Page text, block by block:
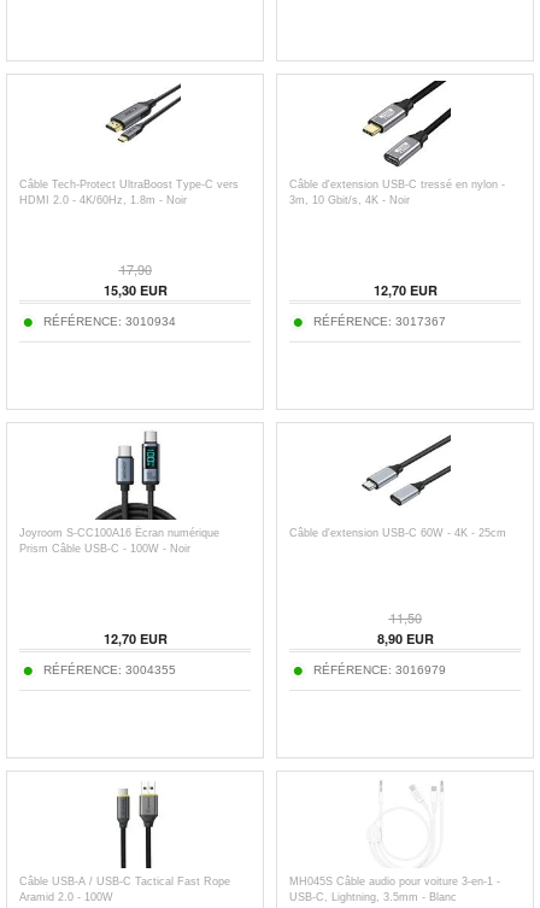
Câble Tech-Protect UltraBoost Type-C vers
HDMI 2.0 - 4K/60Hz, 1.8m - Noir
17,90
15,30EUR
RÉFÉRENCE: 3010934
Câble d'extension USB-C tressé en nylon -
3m, 10 Gbit/s, 4K - Noir
12,70EUR
RÉFÉRENCE: 3017367
Joyroom S-CC100A16 Écran numérique
Prism Câble USB-C - 100W - Noir
12,70EUR
RÉFÉRENCE: 3004355
Câble d'extension USB-C 60W - 4K - 25cm
11,50
8,90EUR
RÉFÉRENCE: 3016979
Câble USB-A / USB-C Tactical Fast Rope
Aramid 2.0 - 100W
MH045S Câble audio pour voiture 3-en-1 -
USB-C, Lightning, 3.5mm - Blanc